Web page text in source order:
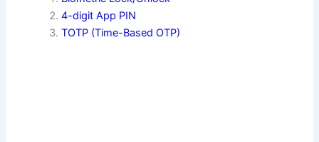
4-digit App PIN
TOTP (Time-Based OTP)